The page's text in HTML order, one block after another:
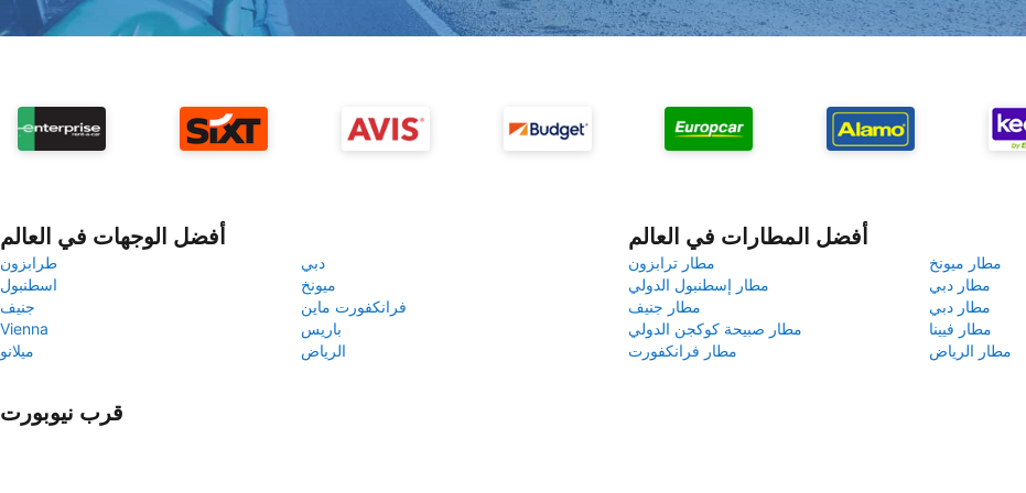
أفضل الوجهات في العالم
طرابزون
دبي
اسطنبول
ميونخ
جنيف
فرانكفورت ماين
Vienna
باريس
ميلانو
الرياض
أفضل المطارات في العالم
مطار ترابزون
مطار ميونخ
مطار إسطنبول الدولي
مطار دبي
مطار جنيف
مطار دبي
مطار صبيحة كوكجن الدولي
مطار فيينا
مطار فرانكفورت
مطار الرياض
قرب نيوبورت